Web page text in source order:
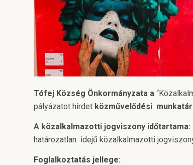
Tófej Község Önkormányzata a
pályázatot hirdet közművelődési
A közalkalmazotti jogviszony időtartama:
határozatlan idejű közalkalmazotti
Foglalkoztatás jellege: